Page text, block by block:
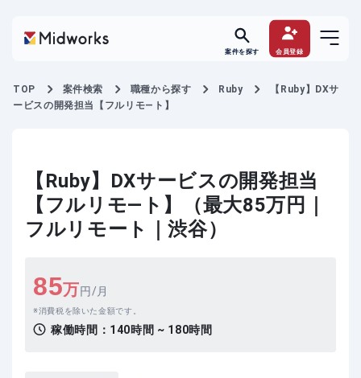
案件を探す 会員登録
TOP 案件検索 職種から探す Ruby
【Ruby】DXサ
ービスの開発担当【フルリモ―ト】
【Ruby】DXサービスの開発担当
【フルリモ―ト】（最大85万円｜
フルリモート｜渋谷）
85万円/月
消費税を除いた金額です。
稼働時間： 140時間 ~ 180時間